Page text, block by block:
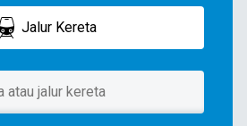
Jalur Kereta